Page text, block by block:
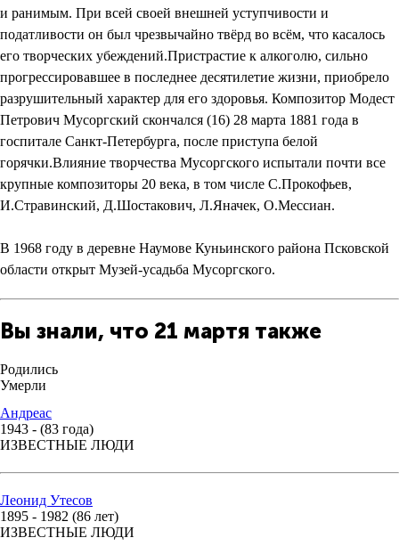
и ранимым. При всей своей внешней уступчивости и
податливости он был чрезвычайно твёрд во всём, что касалось
его творческих убеждений.Пристрастие к алкоголю, сильно
прогрессировавшее в последнее десятилетие жизни, приобрело
разрушительный характер для его здоровья. Композитор Модест
Петрович Мусоргский скончался (16) 28 марта 1881 года в
госпитале Санкт-Петербурга, после приступа белой
горячки.Влияние творчества Мусоргского испытали почти все
крупные композиторы 20 века, в том числе С.Прокофьев,
И.Стравинский, Д.Шостакович, Л.Яначек, О.Мессиан.
В 1968 году в деревне Наумове Куньинского района Псковской
области открыт Музей-усадьба Мусоргского.
Вы знали, что 21 мартя также
Родились
Умерли
Андреас
1943 - (83 года)
ИЗВЕСТНЫЕ ЛЮДИ
Леонид Утесов
1895 - 1982 (86 лет)
ИЗВЕСТНЫЕ ЛЮДИ